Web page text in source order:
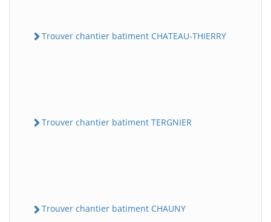
Trouver chantier batiment CHATEAU-THIERRY
Trouver chantier batiment TERGNIER
Trouver chantier batiment CHAUNY